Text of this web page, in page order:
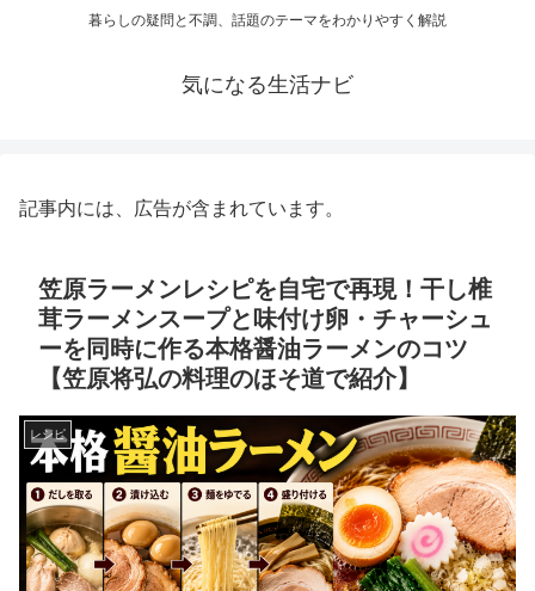
暮らしの疑問と不調、話題のテーマをわかりやすく解説
気になる生活ナビ
記事内には、広告が含まれています。
笠原ラーメンレシピを自宅で再現！干し椎
茸ラーメンスープと味付け卵・チャーシュ
ーを同時に作る本格醤油ラーメンのコツ
【笠原将弘の料理のほそ道で紹介】
レシピ